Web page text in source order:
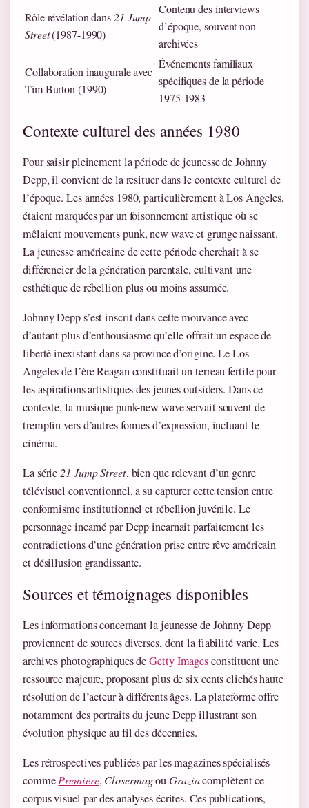
Rôle révélation dans 21 Jump
Street(1987-1990)
Contenu des interviews
d’époque, souvent non
archivées
Collaboration inaugurale avec
Tim Burton (1990)
Événements familiaux
spécifiques de la période
1975-1983
Contexte culturel des années 1980
Pour saisir pleinement la période de jeunesse de Johnny
Depp, il convient de la resituer dans le contexte culturel de
l’époque. Les années 1980, particulièrement à Los Angeles,
étaient marquées par un foisonnement artistique où se
mêlaient mouvements punk, new wave et grunge naissant.
La jeunesse américaine de cette période cherchait à se
différencier de la génération parentale, cultivant une
esthétique de rébellion plus ou moins assumée.
Johnny Depp s’est inscrit dans cette mouvance avec
d’autant plus d’enthousiasme qu’elle offrait un espace de
liberté inexistant dans sa province d’origine. Le Los
Angeles de l’ère Reagan constituait un terreau fertile pour
les aspirations artistiques des jeunes outsiders. Dans ce
contexte, la musique punk-new wave servait souvent de
tremplin vers d’autres formes d’expression, incluant le
cinéma.
La série21 Jump Street, bien que relevant d’un genre
télévisuel conventionnel, a su capturer cette tension entre
conformisme institutionnel et rébellion juvénile. Le
personnage incarné par Depp incarnait parfaitement les
contradictions d’une génération prise entre rêve américain
et désillusion grandissante.
Sources et témoignages disponibles
Les informations concernant la jeunesse de Johnny Depp
proviennent de sources diverses, dont la fiabilité varie. Les
archives photographiques deGetty Imagesconstituent une
ressource majeure, proposant plus de six cents clichés haute
résolution de l’acteur à différents âges. La plateforme offre
notamment des portraits du jeune Depp illustrant son
évolution physique au fil des décennies.
Les rétrospectives publiées par les magazines spécialisés
commePremiere, ClosermagouGraziacomplètent ce
corpus visuel par des analyses écrites. Ces publications,